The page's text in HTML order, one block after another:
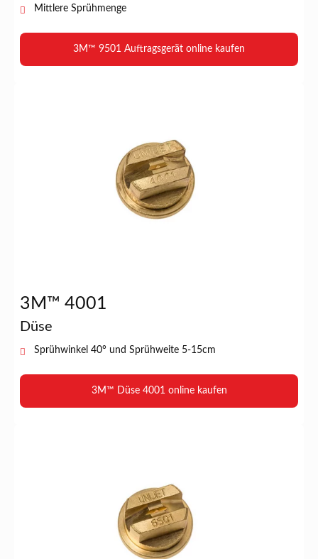
Mittlere Sprühmenge
3M™ 9501 Auftragsgerät online kaufen
3M™ 4001
Düse
Sprühwinkel 40° und Sprühweite 5-15cm
3M™ Düse 4001 online kaufen